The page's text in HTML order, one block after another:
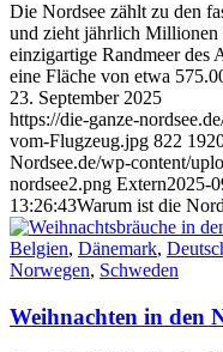
Die Nordsee zählt zu den
und zieht jährlich Millionen
einzigartige Randmeer des
eine Fläche von etwa
23. September 2025
https://die-ganze-
vom-Flugzeug.jpg 822
Nordsee.de/wp-content/
nordsee2.png Extern2025-
13:26:43Warum ist die
Belgien, Dänemark,
Norwegen, Schweden
Weihnachten in den